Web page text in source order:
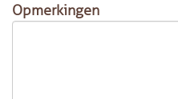
Opmerkingen